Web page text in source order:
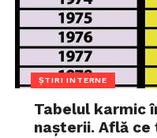
ȘTIRI INTERNE
Tabelul karmic
nașterii. Află